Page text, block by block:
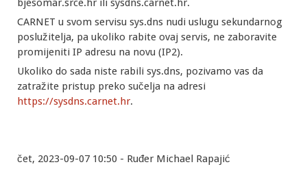
bjesomar.srce.hr ili sysdns.carnet.hr.
CARNET u svom servisu sys.dns nudi uslugu sekundarnog
poslužitelja, pa ukoliko rabite ovaj servis, ne zaboravite
promijeniti IP adresu na novu (IP2).
Ukoliko do sada niste rabili sys.dns, pozivamo vas da
zatražite pristup preko sučelja na adresi
https://sysdns.carnet.hr.
čet, 2023-09-07 10:50 - Ruđer Michael Rapajić